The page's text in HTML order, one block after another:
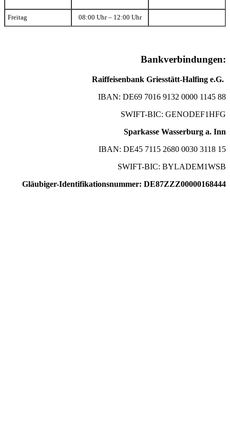
Freitag 08:00 Uhr – 12:00 Uhr
Bankverbindungen:
Raiffeisenbank Griesstätt-Halfing e.G.
IBAN: DE69 7016 9132 0000 1145 88
SWIFT-BIC: GENODEF1HFG
Sparkasse Wasserburg a. Inn
IBAN: DE45 7115 2680 0030 3118 15
SWIFT-BIC: BYLADEM1WSB
Gläubiger-Identifikationsnummer: DE87ZZZ00000168444